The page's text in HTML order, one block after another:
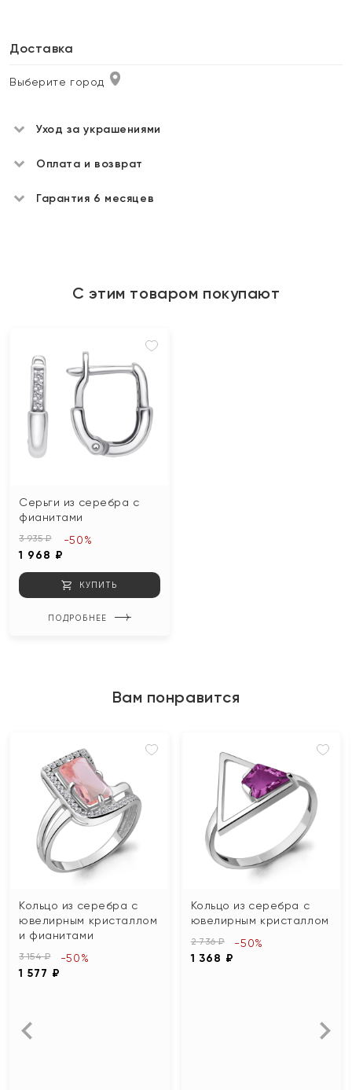
Доставка
Выберите город
Уход за украшениями
Оплата и возврат
Гарантия 6 месяцев
С этим товаром покупают
Серьги из серебра с
фианитами
3 935 ₽
1 968 ₽
-50%
КУПИТЬ
ПОДРОБНЕЕ
Вам понравится
Кольцо из серебра с
ювелирным кристаллом
и фианитами
3 154 ₽
1 577 ₽
-50%
Кольцо из серебра с
ювелирным кристаллом
2 736 ₽
1 368 ₽
-50%